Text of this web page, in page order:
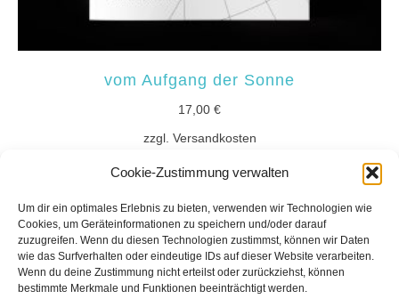
Cookie-Zustimmung verwalten
Um dir ein optimales Erlebnis zu bieten, verwenden wir Technologien wie
Cookies, um Geräteinformationen zu speichern und/oder darauf
zuzugreifen. Wenn du diesen Technologien zustimmst, können wir Daten
wie das Surfverhalten oder eindeutige IDs auf dieser Website verarbeiten.
Wenn du deine Zustimmung nicht erteilst oder zurückziehst, können
bestimmte Merkmale und Funktionen beeinträchtigt werden.
vom Aufgang der Sonne
17,00 €
zzgl. Versandkosten